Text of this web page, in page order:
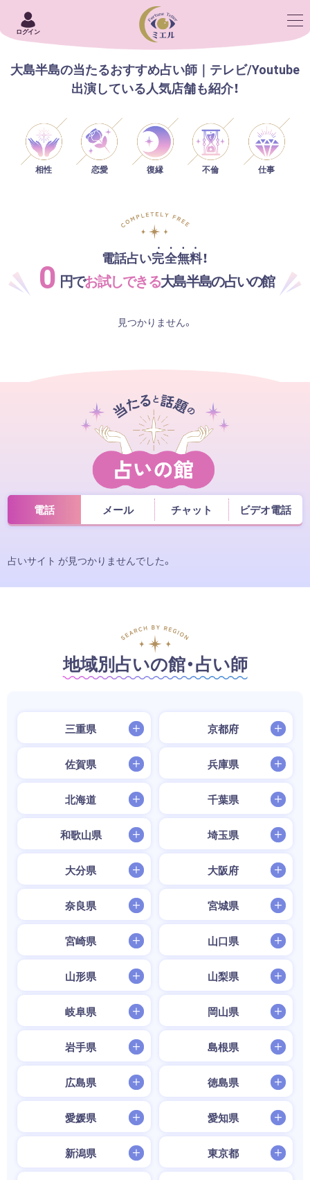
ログイン
大島半島の当たるおすすめ占い師｜テレビ/Youtube
出演している人気店舗も紹介！
相性 恋愛 復縁 不倫 仕事
電話占い完全無料！
0 円でお試しできる大島半島の占いの館
見つかりません。
電話 メール チャット ビデオ電話
占いサイト が見つかりませんでした。
地域別占いの館・占い師
三重県 京都府
佐賀県 兵庫県
北海道 千葉県
和歌山県 埼玉県
大分県 大阪府
奈良県 宮城県
宮崎県 山口県
山形県 山梨県
岐阜県 岡山県
岩手県 島根県
広島県 徳島県
愛媛県 愛知県
新潟県 東京都